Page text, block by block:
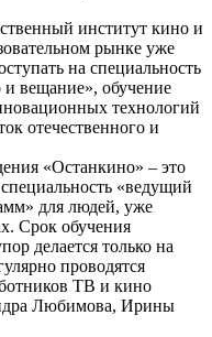
институт кино и
рынке уже
на специальность
и вещание», обучение
технологий
отечественного и
«Останкино» – это
«ведущий
для людей, уже
Срок обучения
делается только на
проводятся
ТВ и кино
Любимова, Ирины